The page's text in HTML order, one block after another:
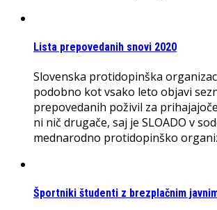
Lista prepovedanih snovi 2020
Slovenska protidopinška
podobno kot vsako leto objavi
prepovedanih poživil za
ni nič drugače, saj je SLOADO v
mednarodno protidopinško
Športniki študenti z brezplačnim